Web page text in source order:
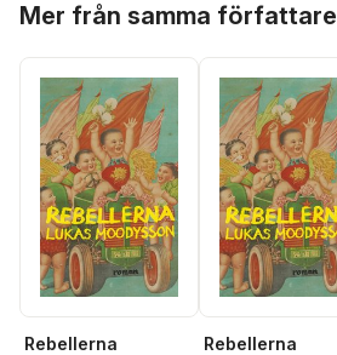
Mer från samma författare
Rebellerna Rebellerna